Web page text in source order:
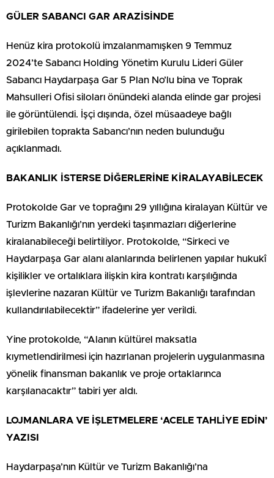
GÜLER SABANCI GAR ARAZİSİNDE
Henüz kira protokolü imzalanmamışken 9 Temmuz
2024’te Sabancı Holding Yönetim Kurulu Lideri Güler
Sabancı Haydarpaşa Gar 5 Plan No’lu bina ve Toprak
Mahsulleri Ofisi siloları önündeki alanda elinde gar projesi
ile görüntülendi. İşçi dışında, özel müsaadeye bağlı
girilebilen toprakta Sabancı’nın neden bulunduğu
açıklanmadı.
BAKANLIK İSTERSE DİĞERLERİNE KİRALAYABİLECEK
Protokolde Gar ve toprağını 29 yıllığına kiralayan Kültür ve
Turizm Bakanlığı’nın yerdeki taşınmazları diğerlerine
kiralanabileceği belirtiliyor. Protokolde, “Sirkeci ve
Haydarpaşa Gar alanı alanlarında belirlenen yapılar hukukî
kişilikler ve ortalıklara ilişkin kira kontratı karşılığında
işlevlerine nazaran Kültür ve Turizm Bakanlığı tarafından
kullandırılabilecektir” ifadelerine yer verildi.
Yine protokolde, “Alanın kültürel maksatla
kıymetlendirilmesi için hazırlanan projelerin uygulanmasına
yönelik finansman bakanlık ve proje ortaklarınca
karşılanacaktır” tabiri yer aldı.
LOJMANLARA VE İŞLETMELERE ‘ACELE TAHLİYE EDİN’
YAZISI
Haydarpaşa’nın Kültür ve Turizm Bakanlığı’na